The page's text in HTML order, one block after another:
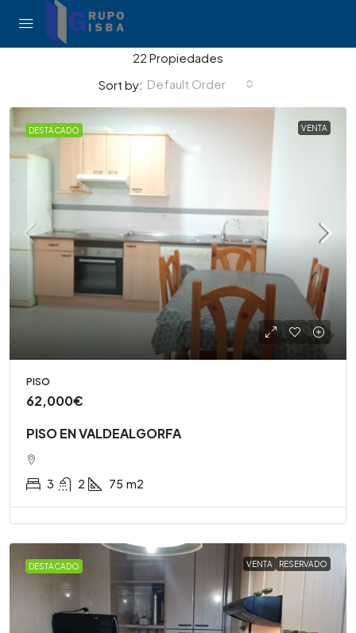
22 Propiedades
Sort by: Default Order
DESTACADO VENTA
PISO
62,000€
PISO EN VALDEALGORFA
3 2 75 m2
DESTACADO VENTA RESERVADO